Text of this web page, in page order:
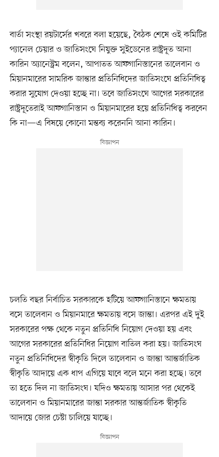
বার্তা সংস্থা রয়টার্সের খবরে বলা হয়েছে, বৈঠক শেষে ওই কমিটির
প্যানেল চেয়ার ও জাতিসংঘে নিযুক্ত সুইডেনের রাষ্ট্রদূত আনা
কারিন অ্যানেস্ট্রম বলেন, আপাতত আফগানিস্তানের তালেবান ও
মিয়ানমারের সামরিক জান্তার প্রতিনিধিদের জাতিসংঘে প্রতিনিধিত্ব
করার সুযোগ দেওয়া হচ্ছে না। তবে জাতিসংঘে আগের সরকারের
রাষ্ট্রদূতেরাই আফগানিস্তান ও মিয়ানমারের হয়ে প্রতিনিধিত্ব করবেন
কি না—এ বিষয়ে কোনো মন্তব্য করেননি আনা কারিন।
চলতি বছর নির্বাচিত সরকারকে হটিয়ে আফগানিস্তানে ক্ষমতায়
বসে তালেবান ও মিয়ানমারে ক্ষমতায় বসে জান্তা। এরপর এই দুই
সরকারের পক্ষ থেকে নতুন প্রতিনিধি নিয়োগ দেওয়া হয় এবং
আগের সরকারের প্রতিনিধির নিয়োগ বাতিল করা হয়। জাতিসংঘ
নতুন প্রতিনিধিদের স্বীকৃতি দিলে তালেবান ও জান্তা আন্তর্জাতিক
স্বীকৃতি আদায়ে এক ধাপ এগিয়ে যাবে বলে মনে করা হচ্ছে। তবে
তা হতে দিল না জাতিসংঘ। যদিও ক্ষমতায় আসার পর থেকেই
তালেবান ও মিয়ানমারের জান্তা সরকার আন্তর্জাতিক স্বীকৃতি
আদায়ে জোর চেষ্টা চালিয়ে যাচ্ছে।